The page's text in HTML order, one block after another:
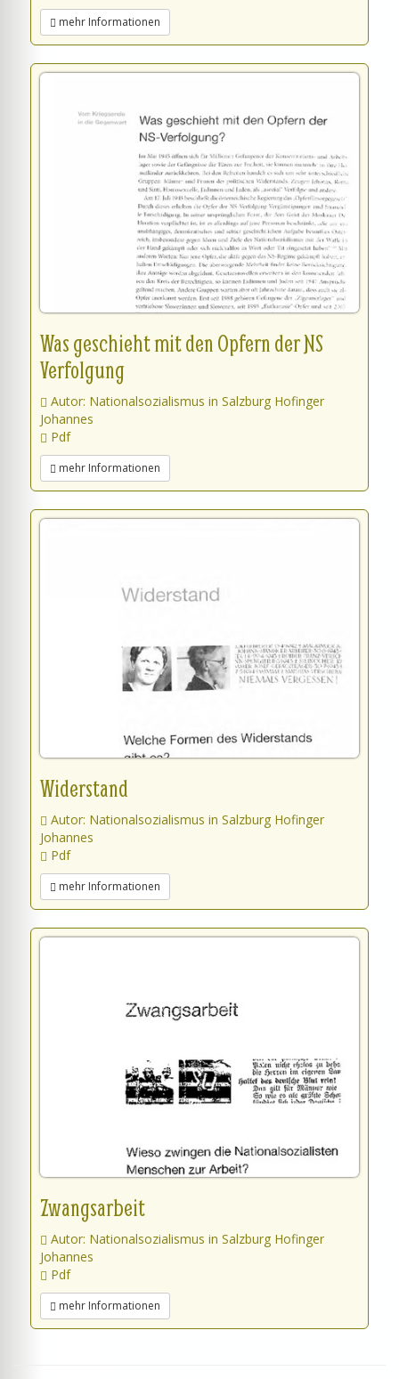
mehr Informationen
Was geschieht mit den Opfern der NS
Verfolgung
Autor: Nationalsozialismus in Salzburg Hofinger
Johannes
Pdf
mehr Informationen
Widerstand
Autor: Nationalsozialismus in Salzburg Hofinger
Johannes
Pdf
mehr Informationen
Zwangsarbeit
Autor: Nationalsozialismus in Salzburg Hofinger
Johannes
Pdf
mehr Informationen